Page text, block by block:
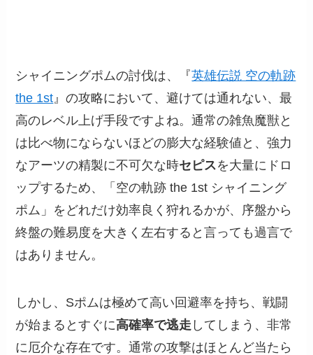
シャイニングポムの討伐は、『英雄伝説 空の軌跡
the 1st 』の攻略において、避けては通れない、最
高のレベル上げ手段ですよね。通常の雑魚魔獣と
は比べ物にならないほどの膨大な経験値と、強力
なアーツの精製に不可欠な時セピスを大量にドロ
ップするため、「空の軌跡 the 1st シャイニング
ポム」をどれだけ効率良く狩れるかが、序盤から
終盤の難易度を大きく左右すると言っても過言で
はありません。
しかし、Sポムは極めて高い回避率を持ち、戦闘
が始まるとすぐに高確率で逃走 してしまう、非常
に厄介な存在です。通常の攻撃はほとんど当たら